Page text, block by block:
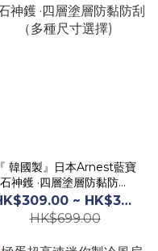
『 韓國製』日本Arnest藍寶
石神鑊 ·四層塗層防黏防刮
（多種尺寸選擇)
HK$309.00 ~ HK$379.00
HK$699.00